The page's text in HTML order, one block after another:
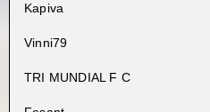
Kapiva
Vinni79
TRI MUNDIAL F C